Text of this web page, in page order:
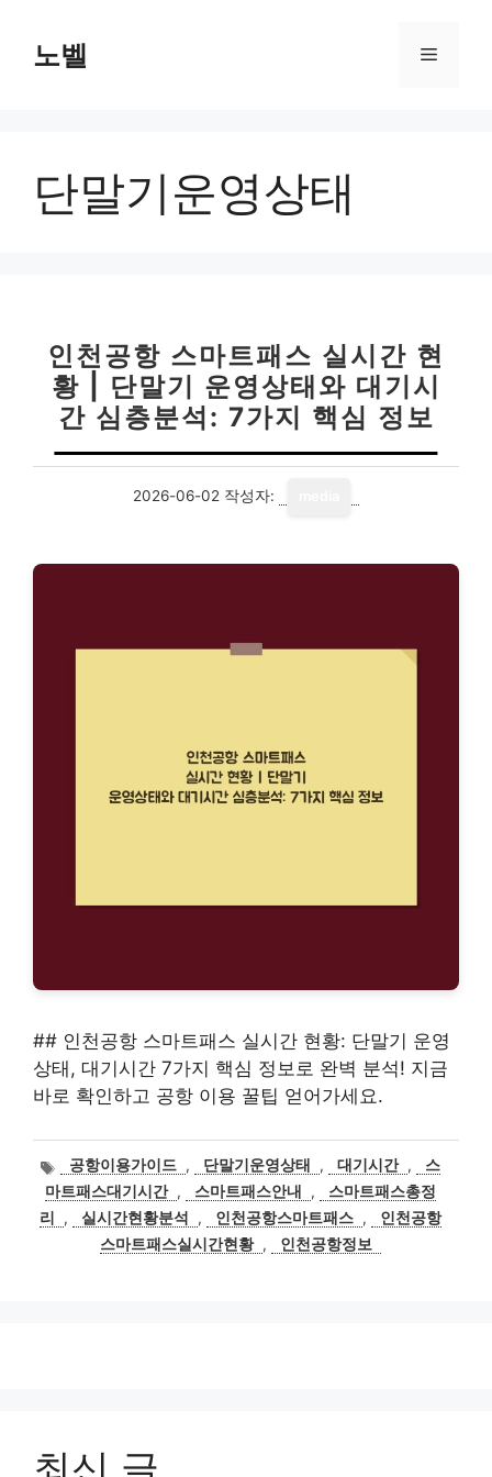
노벨 메
단말기운영상태
인천공항 스마트패스 실시간 현
황 | 단말기 운영상태와 대기시
간 심층분석: 7가지 핵심 정보
2026-06-02 작성자:
## 인천공항 스마트패스 실시간 현황: 단말기 운영
상태, 대기시간 7가지 핵심 정보로 완벽 분석! 지금
바로 확인하고 공항 이용 꿀팁 얻어가세요.
태
그
공항이용가이드 , 단말기운영상태 , 대기시간 ,
스
마트패스대기시간 , 스마트패스안내 ,
스마트패스총정
리
, 실시간현황분석 , 인천공항스마트패스 ,
인천공항
스마트패스실시간현황 , 인천공항정보
최신 글